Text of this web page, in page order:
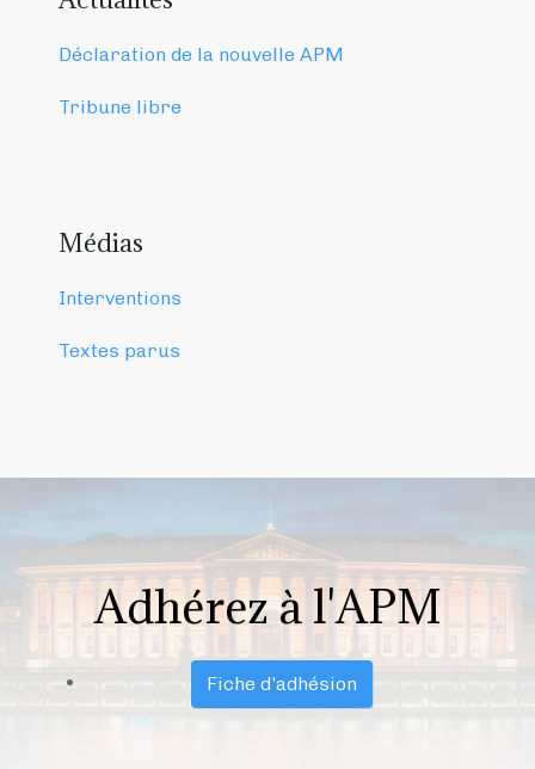
Déclaration de la nouvelle APM
Tribune libre
Médias
Interventions
Textes parus
Adhérez à l'APM
Fiche d'adhésion